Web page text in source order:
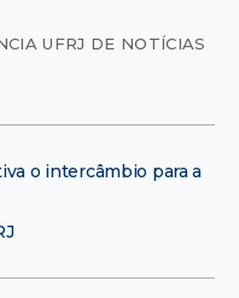
UFRJ DE NOTÍCIAS
o intercâmbio para a